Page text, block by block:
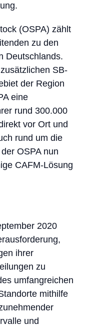
(OSPA) zählt
zu den
Deutschlands.
SB-
der Region
eine
rund 300.000
vor Ort und
rund um die
OSPA nun
CAFM-Lösung
2020
ihrer
zu
umfangreichen
mithilfe
und